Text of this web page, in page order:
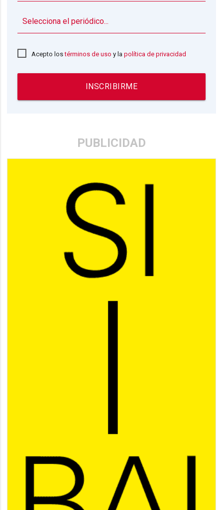
Acepto lostérminos de uso y lapolítica de privacidad
INSCRIBIRME
PUBLICIDAD